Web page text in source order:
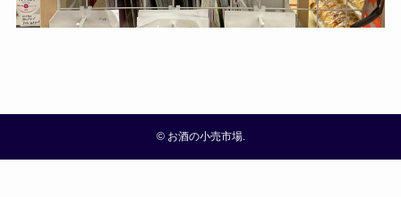
©お酒の小売市場.